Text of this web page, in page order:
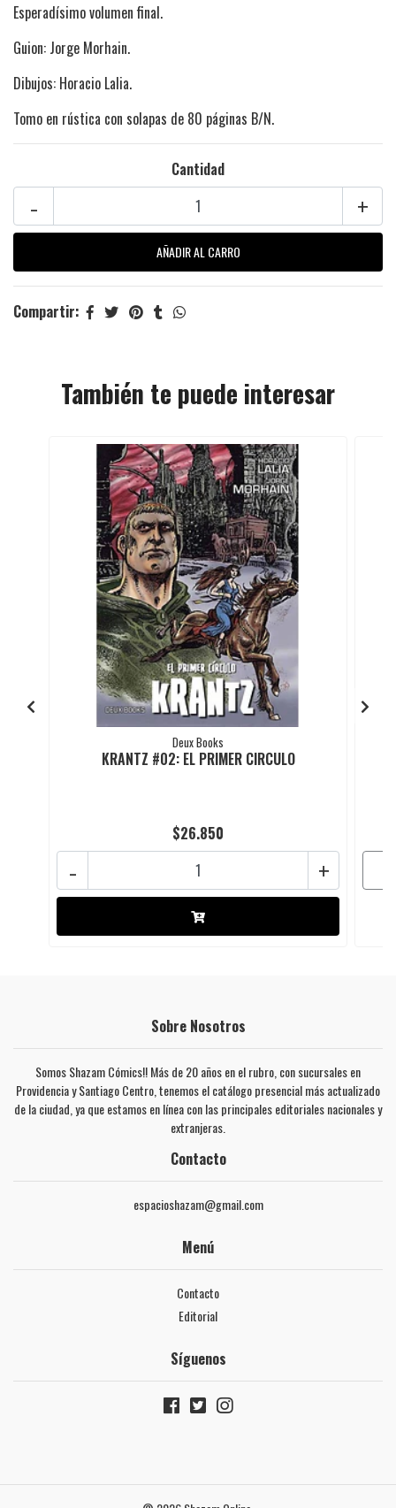
Esperadísimo volumen final.
Guion: Jorge Morhain.
Dibujos: Horacio Lalia.
Tomo en rústica con solapas de 80 páginas B/N.
Cantidad
+
-
Compartir:
También te puede interesar
Deux Books
KRANTZ #02: EL PRIMER CIRCULO
$26.850
+
-
Sobre Nosotros
Somos Shazam Cómics!! Más de 20 años en el rubro, con sucursales en
Providencia y Santiago Centro, tenemos el catálogo presencial más actualizado
de la ciudad, ya que estamos en línea con las principales editoriales nacionales y
extranjeras.
Contacto
espacioshazam@gmail.com
Menú
Contacto
Editorial
Síguenos